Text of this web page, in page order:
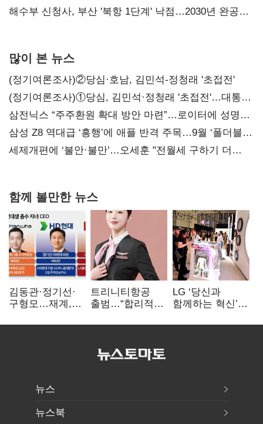
강화"
해수부 신청사, 부산 '북항 1단계' 낙점…2030년 완공
많이 본 뉴스
(정기여론조사)②당심·호남, 김민석-정청래 '초접전'
(정기여론조사)①당심, 김민석·정청래 '초접전'…대통령
지지도 '50% 아래로'(종합)
삼전닉스 “주주환원 확대 방안 마련”…로이터에 성명
보내
삼성 Z8 역대급 ‘흥행’에 애플 반격 주목…9월 ‘폴더블
대전’
세제개편에 ‘불안·불만’…오세훈 "전월세 구하기 더
함께 볼만한 뉴스
김동관·정기선·
구형모…재계,
전성시대
트리니티항공
출범…“합리적
서비스로 승부”
LG ‘당신과
함께하는 혁신’…
홈’ 비전 공개
뉴스
뉴스북